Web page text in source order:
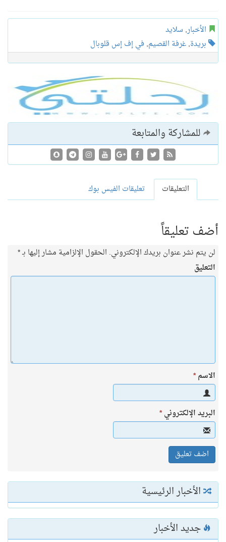
الأخبار, سلايد
بريدة,غرفة القصيم, في إف إس قلوبال
للمشاركة والمتابعة
التعليقات تعليقات الفيس بوك
أضف تعليقاً
لن يتم نشر عنوان بريدك الإلكتروني. الحقول الإلزامية مشار إليها بـ*
التعليق
الاسم*
البريد الإلكتروني*
الأخبار الرئيسية
جديد الأخبار